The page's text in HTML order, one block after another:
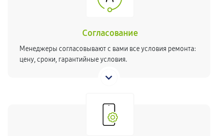
Согласование
Менеджеры согласовывают с вами все условия ремонта:
цену, сроки, гарантийные условия.